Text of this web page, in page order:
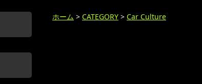
ホーム > CATEGORY > Car Culture